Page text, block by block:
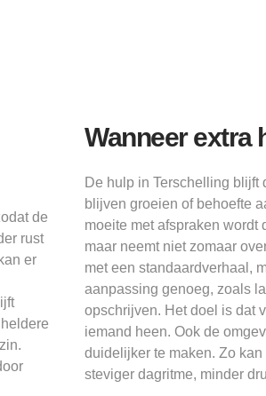
de
rust
er
Wanneer extra
De hulp in Terschelling
blijven groeien of behoefte
moeite met afspraken
maar neemt niet zomaar
met een standaardverhaal,
aanpassing genoeg, zoals
opschrijven. Het doel is dat
iemand heen. Ook de
duidelijker te maken. Zo
steviger dagritme, minder